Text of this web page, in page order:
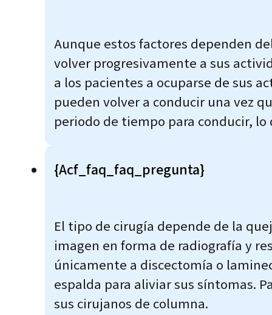
Aunque estos factores dependen
volver progresivamente a sus
a los pacientes a ocuparse de sus
pueden volver a conducir una vez
periodo de tiempo para conducir,
{acf_faq_faq_pregunta}
El tipo de cirugía depende de la
imagen en forma de radiografía y
únicamente a discectomía o
espalda para aliviar sus síntomas.
sus cirujanos de columna.